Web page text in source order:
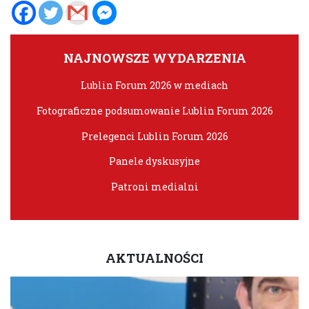
NAJNOWSZE WYDARZENIA
Lublin Forum 2026 w mediach
Fotograficzne podsumowanie Lublin Forum 2026
Prelegenci Lublin Forum 2026
Panele dyskusyjne
Patroni medialni
AKTUALNOŚCI